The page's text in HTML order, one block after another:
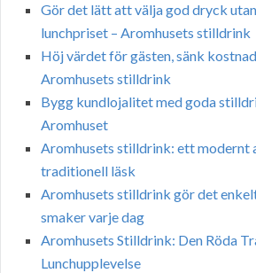
Gör det lätt att välja god dryck
lunchpriset – Aromhusets stilldrink
Höj värdet för gästen, sänk
Aromhusets stilldrink
Bygg kundlojalitet med goda
Aromhuset
Aromhusets stilldrink: ett modernt
traditionell läsk
Aromhusets stilldrink gör det
smaker varje dag
Aromhusets Stilldrink: Den Röda
Lunchupplevelse